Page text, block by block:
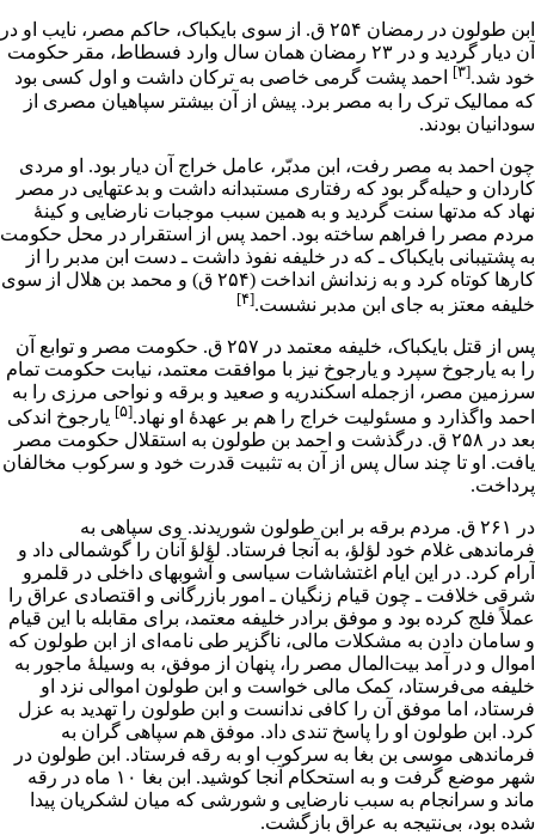
ابن طولون در رمضان مصر ، نایب او در
آن دیار گردید و در ۲۳
رمضان همان سال وارد فسطاط، مقر حکومت
خود شد.[۳]
احمد پشت گرمی خاصی به ترکان داشت و اول کسی بود
که ممالیک ترک را به مصر برد. پیش از آن بیشتر سپاهیان مصری از
سودانیان بودند.
چون احمد به مصر رفت، ابن مدبّر، عامل خراج آن دیار بود. او مردی
کاردان و حیله‌گر بود که رفتاری مستبدانه داشت و بدعتهایی در مصر
نهاد که مدتها سنت گردید و به همین سبب موجبات نارضایی و کینۀ
مردم مصر را فراهم ساخته بود. احمد پس از استقرار در محل حکومت
به پشتیبانی بایکباک ـ که در خلیفه نفوذ داشت ـ دست ابن مدبر را از
کارها کوتاه کرد و به زندانش انداخت (۲۵۴ ق) و محمد بن هلال از سوی
خلیفه معتز به جای ابن مدبر نشست.[۴]
پس از قتل بایکباک، خلیفه معتمد در ۲۵۷ ق. حکومت مصر و توابع آن
را به یارجوخ سپرد و یارجوخ نیز با موافقت معتمد، نیابت حکومت تمام
سرزمین مصر، ازجمله اسکندریه و صعید و برقه و نواحی مرزی را به
احمد واگذارد و مسئولیت خراج را هم بر عهدۀ او نهاد.[۵]
یارجوخ اندکی
بعد در ۲۵۸ ق. درگذشت و احمد بن طولون به استقلال حکومت مصر
یافت. او تا چند سال پس از آن به تثبیت قدرت خود و سرکوب مخالفان
پرداخت.
در ۲۶۱ ق. مردم برقه بر ابن طولون شوریدند. وی سپاهی به
فرماندهی غلام خود لؤلؤ، به آنجا فرستاد. لؤلؤ آنان را گوشمالی داد و
آرام کرد. در این ایام اغتشاشات سیاسی و آشوبهای داخلی در قلمرو
شرقی خلافت ـ چون قیام زنگیان ـ امور بازرگانی و اقتصادی عراق را
عملاً فلج کرده بود و موفق برادر خلیفه معتمد، برای مقابله با این قیام
و سامان دادن به مشکلات مالی، ناگزیر طی نامه‌ای از ابن طولون که
اموال و در آمد بیت‌المال مصر را، پنهان از موفق، به وسیلۀ ماجور به
خلیفه می‌فرستاد، کمک مالی خواست و ابن طولون اموالی نزد او
فرستاد، اما موفق آن را کافی ندانست و ابن طولون را تهدید به عزل
کرد. ابن طولون او را پاسخ تندی داد. موفق هم سپاهی گران به
فرماندهی موسی بن بغا به سرکوب او به رقه فرستاد. ابن طولون در
شهر موضع گرفت و به استحکام آنجا کوشید. ابن بغا ۱۰ ماه در رقه
ماند و سرانجام به سبب نارضایی و شورشی که میان لشکریان پیدا
شده بود، بی‌نتیجه به عراق بازگشت.